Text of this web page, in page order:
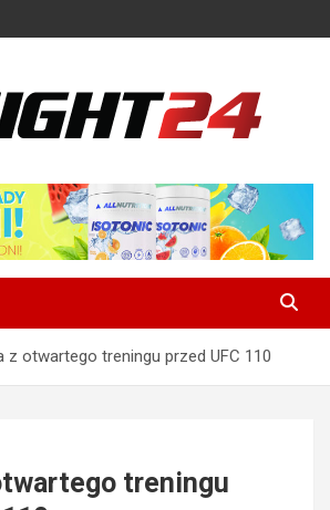
– MMA i K-1, UFC
z otwartego treningu przed UFC 110
treningu